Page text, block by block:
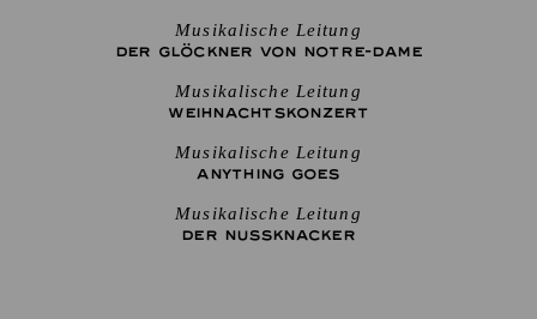
Musikalische Leitung
DER GLÖCKNER­ VON NOTRE-DAME
Musikalische Leitung
WEIHNACHTS­KONZERT
Musikalische Leitung
ANYTHING GOES
Musikalische Leitung
DER NUSSKNACKER